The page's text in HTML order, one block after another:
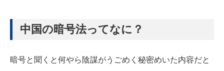
中国の暗号法ってなに？
暗号と聞くと何やら陰謀がうごめく秘密めいた内容だと